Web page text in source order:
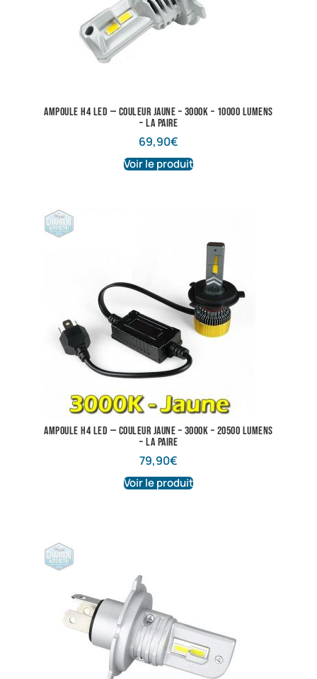
Ampoule H4 LED — Couleur Jaune – 3000K – 10000 lumens
– La Paire
69,90€
Voir le produit
Ampoule H4 LED — Couleur Jaune – 3000K – 20500 lumens
– La Paire
79,90€
Voir le produit